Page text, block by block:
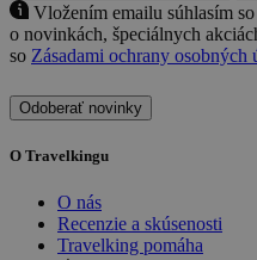
Vložením emailu súhlasím
o novinkách, špeciálnych
so Zásadami ochrany osobných
Odoberať novinky
O Travelkingu
O nás
Recenzie a skúsenosti
Travelking pomáha